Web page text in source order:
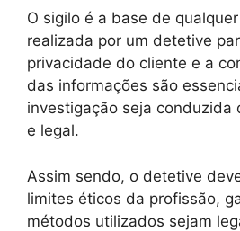
O sigilo é a base de
realizada por um detetive
privacidade do cliente e a
das informações são
investigação seja conduzida
e legal.
Assim sendo, o detetive
limites éticos da profissão,
métodos utilizados sejam